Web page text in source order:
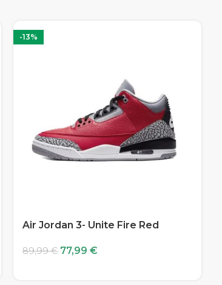
-13%
Air Jordan 3- Unite Fire Red
89,99€ 77,99 €